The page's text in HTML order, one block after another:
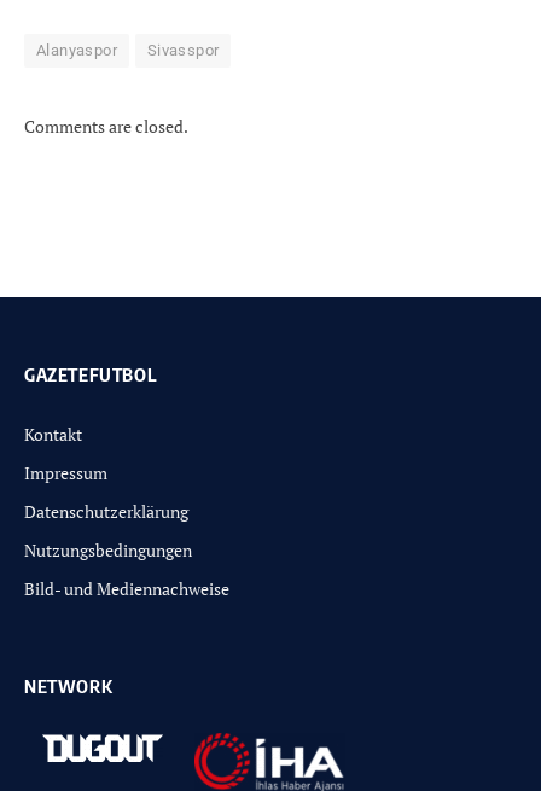
Alanyaspor Sivasspor
Comments are closed.
GAZETEFUTBOL
Kontakt
Impressum
Datenschutzerklärung
Nutzungsbedingungen
Bild- und Mediennachweise
NETWORK